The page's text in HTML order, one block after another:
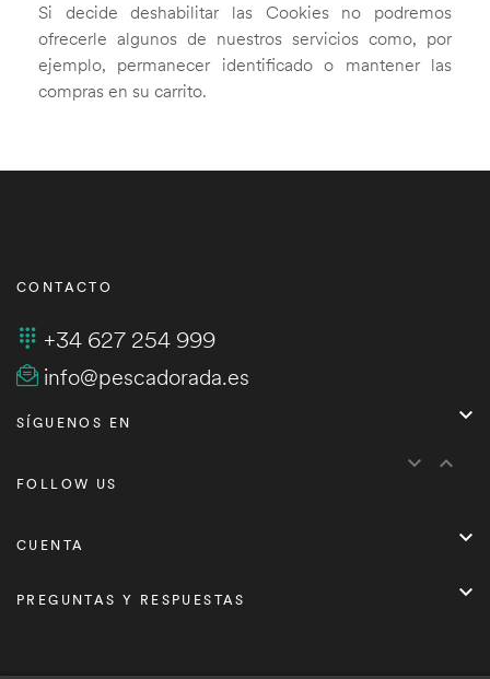
Si decide deshabilitar las Cookies no podremos
ofrecerle algunos de nuestros servicios como, por
ejemplo, permanecer identificado o mantener las
compras en su carrito.
CONTACTO
+34 627 254 999
info@pescadorada.es
SÍGUENOS EN 
FOLLOW US
 
CUENTA 
PREGUNTAS Y RESPUESTAS 